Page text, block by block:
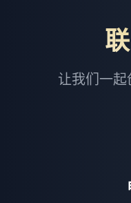
让我们一